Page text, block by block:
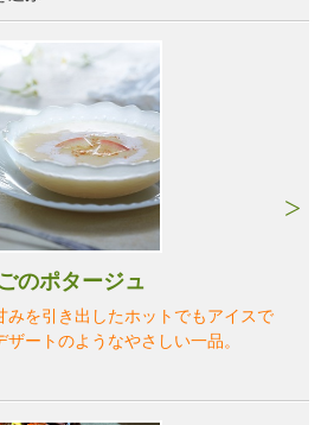
のポタージュ
みを引き出したホットでもアイスで
ートのようなやさしい一品。